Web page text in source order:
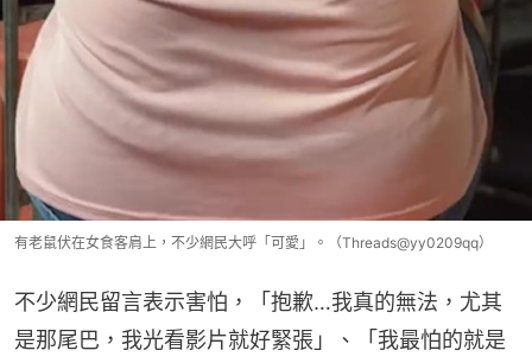
有老鼠伏在女食客肩上，不少網民大呼「可愛」。（Threads@yy0209qq）
不少網民留言表示害怕，「抱歉…我真的無法，尤其
是那尾巴，我光看影片就好緊張」、「我最怕的就是